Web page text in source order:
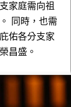
家庭需向祖
同時，也需
佑各分支家
昌盛。